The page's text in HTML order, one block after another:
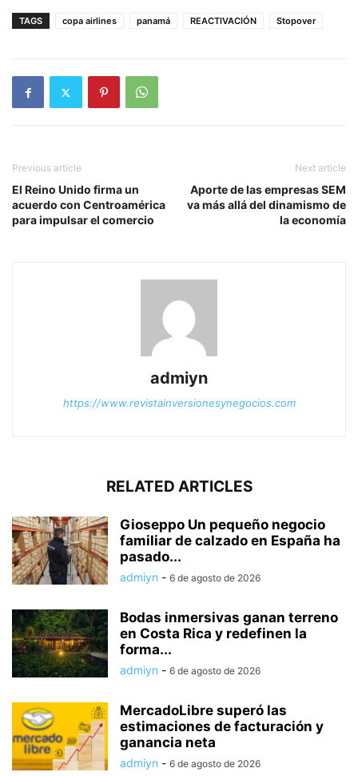
TAGS copa airlines panamá REACTIVACIÓN Stopover
Previous article
El Reino Unido firma un
acuerdo con Centroamérica
para impulsar el comercio
Next article
Aporte de las empresas SEM
va más allá del dinamismo de
la economía
admiyn
https://www.revistainversionesynegocios.com
RELATED ARTICLES
Gioseppo Un pequeño negocio
familiar de calzado en España ha
pasado...
admiyn - 6 de agosto de 2026
Bodas inmersivas ganan terreno
en Costa Rica y redefinen la
forma...
admiyn - 6 de agosto de 2026
MercadoLibre superó las
estimaciones de facturación y
ganancia neta
admiyn - 6 de agosto de 2026